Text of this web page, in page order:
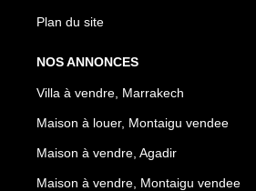
Plan du site
NOS ANNONCES
Villa à vendre, Marrakech
Maison à louer, Montaigu vendee
Maison à vendre, Agadir
Maison à vendre, Montaigu vendee